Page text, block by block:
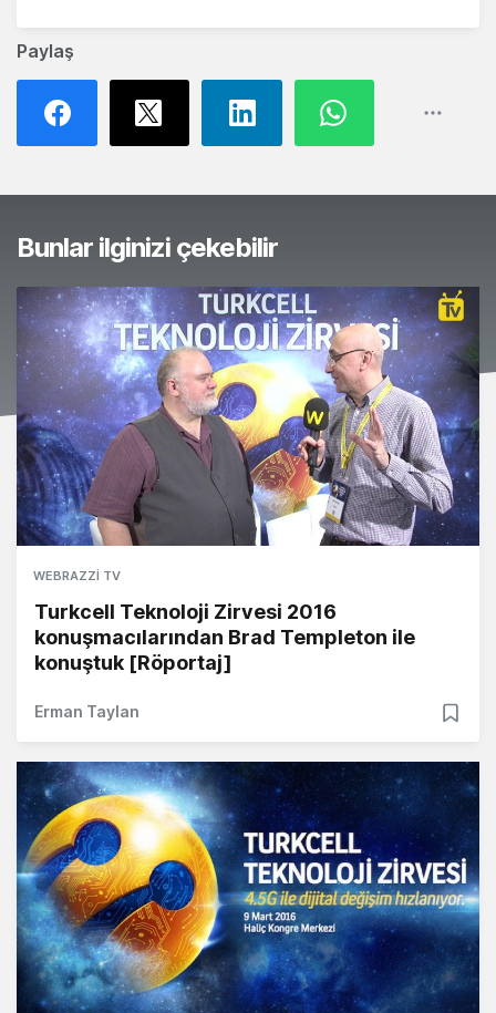
Paylaş
Bunlar ilginizi çekebilir
WEBRAZZI TV
Turkcell Teknoloji Zirvesi 2016
konuşmacılarından Brad Templeton ile
konuştuk [Röportaj]
Erman Taylan